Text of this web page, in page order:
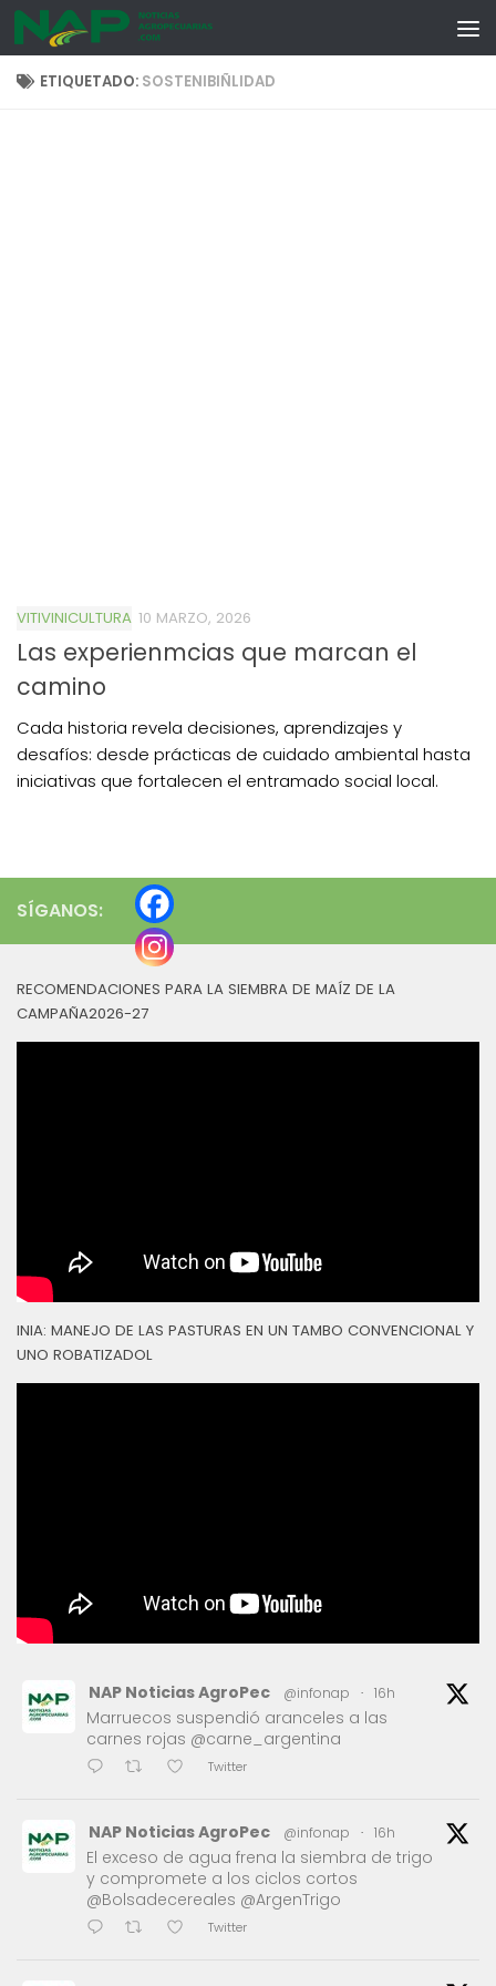
Skip to content
ETIQUETADO: SOSTENIBIÑLIDAD
VITIVINICULTURA 10 MARZO, 2026
Las experienmcias que marcan el
camino
Cada historia revela decisiones, aprendizajes y
desafíos: desde prácticas de cuidado ambiental hasta
iniciativas que fortalecen el entramado social local.
SÍGANOS:
RECOMENDACIONES PARA LA SIEMBRA DE MAÍZ DE LA
CAMPAÑA2026-27
INIA: MANEJO DE LAS PASTURAS EN UN TAMBO CONVENCIONAL Y
UNO ROBATIZADOL
NAP Noticias AgroPec @infonap · 16h
Marruecos suspendió aranceles a las
carnes rojas @carne_argentina
Twitter
NAP Noticias AgroPec @infonap · 16h
El exceso de agua frena la siembra de trigo
y compromete a los ciclos cortos
@Bolsadecereales @ArgenTrigo
Twitter